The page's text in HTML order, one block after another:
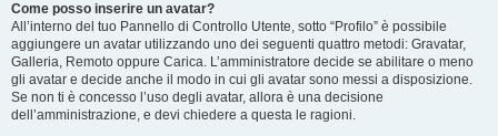
Come posso inserire un avatar?
All’interno del tuo Pannello di Controllo Utente, sotto “Profilo” è possibile
aggiungere un avatar utilizzando uno dei seguenti quattro metodi: Gravatar,
Galleria, Remoto oppure Carica. L’amministratore decide se abilitare o meno
gli avatar e decide anche il modo in cui gli avatar sono messi a disposizione.
Se non ti è concesso l’uso degli avatar, allora è una decisione
dell’amministrazione, e devi chiedere a questa le ragioni.